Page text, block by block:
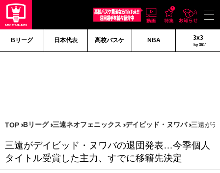
Bリーグ 日本代表 高校バスケ NBA 3x3
by 361°
TOP Bリーグ 三遠ネオフェニックス デイビッド・ヌワバ 三遠が
三遠がデイビッド・ヌワバの退団発表…今季個人
タイトル受賞した主力、すでに移籍先決定